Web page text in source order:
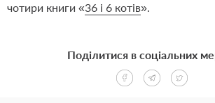
чотири книги «36 і 6 котів».
Поділитися в соціальних